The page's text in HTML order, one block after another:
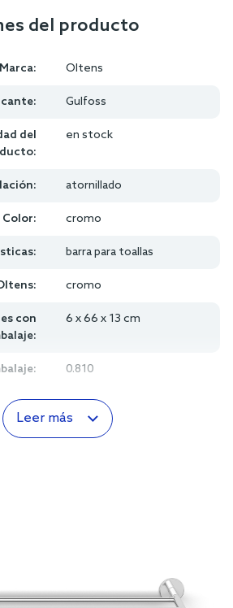
del producto
Marca: Oltens
Gulfoss
del
en stock
atornillado
Color: cromo
barra para toallas
cromo
con
6 x 66 x 13 cm
0.810
Leer más